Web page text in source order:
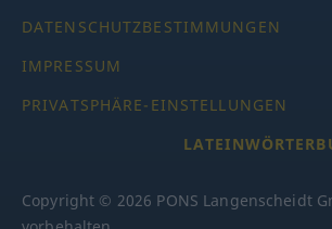
DATENSCHUTZBESTIMMUNGEN
IMPRESSUM
PRIVATSPHÄRE-EINSTELLUNGEN
Copyright © 2026 PONS Langenscheidt